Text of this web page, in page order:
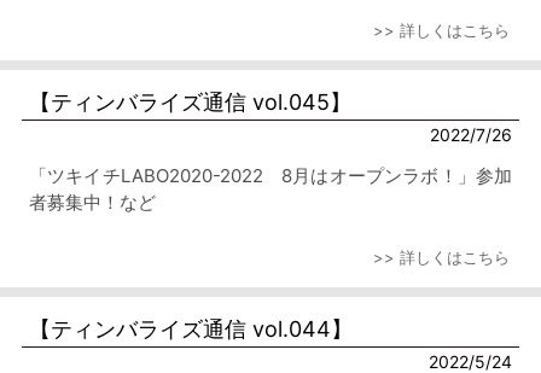
>> 詳しくはこちら
【ティンバライズ通信 vol.045】
2022/7/26
「ツキイチLABO2020-2022 8月はオープンラボ！」参加
者募集中！など
>> 詳しくはこちら
【ティンバライズ通信 vol.044】
2022/5/24